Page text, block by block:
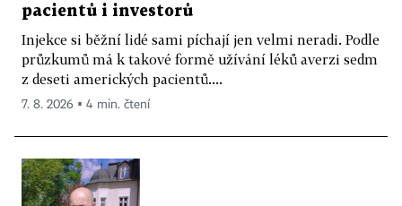
pacientů i investorů
Injekce si běžní lidé sami píchají jen velmi neradi. Podle
průzkumů má k takové formě užívání léků averzi sedm
z deseti amerických pacientů....
7. 8. 2026 ▪ 4 min. čtení